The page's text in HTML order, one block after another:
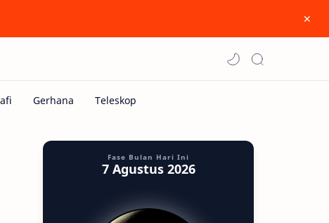
Fase Bulan Hari Ini
7 Agustus 2026